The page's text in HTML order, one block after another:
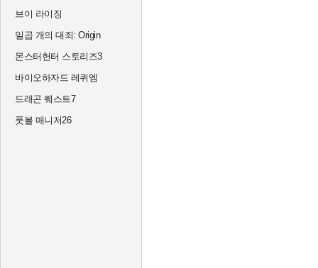
브이 라이징
일곱 개의 대죄: Origin
몬스터헌터 스토리즈3
바이오하자드 레퀴엠
드래곤 퀘스트7
풋볼 매니저26